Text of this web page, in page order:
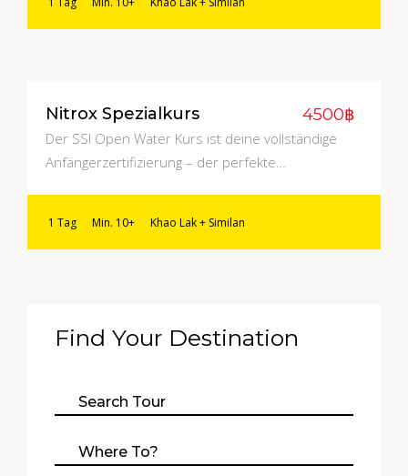
Nitrox Spezialkurs 4500฿
Der SSI Open Water Kurs ist deine vollständige
Anfängerzertifizierung – der perfekte…
1 Tag Min. 10+ Khao Lak + Similan
Find Your Destination